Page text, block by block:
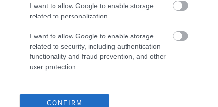
I want to allow Google to enable storage
related to personalization.
I want to allow Google to enable storage
related to security, including authentication
functionality and fraud prevention, and other
user protection.
CONFIRM
PCW.lite| 2020.11.25 10:54
videós statisztikáit
PCW.lite | 2018.10.18 14:00
Nézettségi és letöltési rekordot
| 2013.10.01 13:00